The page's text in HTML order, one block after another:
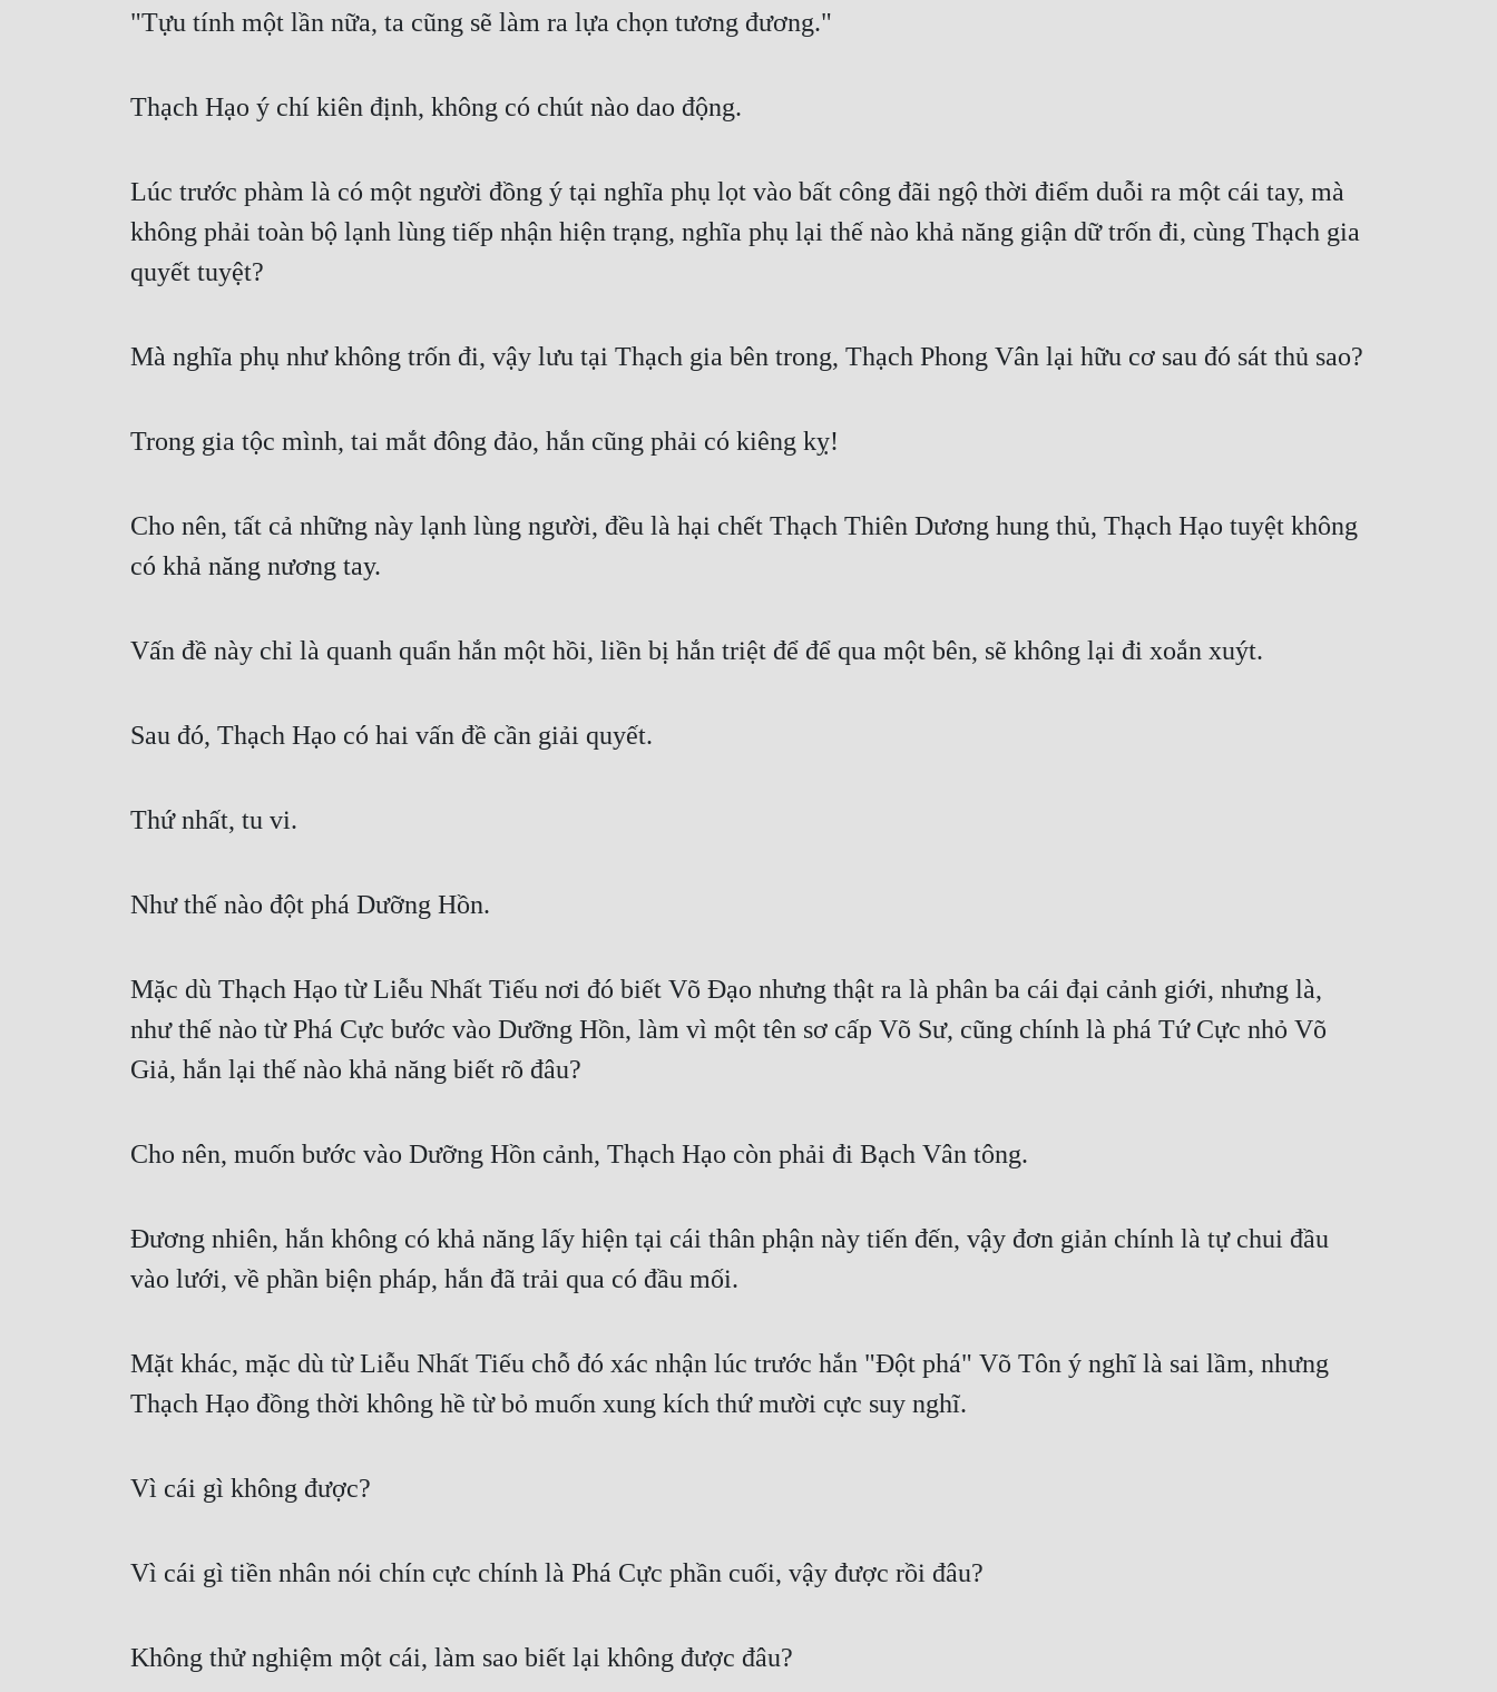
"Tựu tính một lần nữa, ta cũng sẽ làm ra lựa chọn tương đương."
Thạch Hạo ý chí kiên định, không có chút nào dao động.
Lúc trước phàm là có một người đồng ý tại nghĩa phụ lọt vào bất công đãi ngộ thời điểm duỗi ra một cái tay, mà
không phải toàn bộ lạnh lùng tiếp nhận hiện trạng, nghĩa phụ lại thế nào khả năng giận dữ trốn đi, cùng Thạch gia
quyết tuyệt?
Mà nghĩa phụ như không trốn đi, vậy lưu tại Thạch gia bên trong, Thạch Phong Vân lại hữu cơ sau đó sát thủ sao?
Trong gia tộc mình, tai mắt đông đảo, hắn cũng phải có kiêng kỵ!
Cho nên, tất cả những này lạnh lùng người, đều là hại chết Thạch Thiên Dương hung thủ, Thạch Hạo tuyệt không
có khả năng nương tay.
Vấn đề này chỉ là quanh quẩn hắn một hồi, liền bị hắn triệt để để qua một bên, sẽ không lại đi xoắn xuýt.
Sau đó, Thạch Hạo có hai vấn đề cần giải quyết.
Thứ nhất, tu vi.
Như thế nào đột phá Dưỡng Hồn.
Mặc dù Thạch Hạo từ Liễu Nhất Tiếu nơi đó biết Võ Đạo nhưng thật ra là phân ba cái đại cảnh giới, nhưng là,
như thế nào từ Phá Cực bước vào Dưỡng Hồn, làm vì một tên sơ cấp Võ Sư, cũng chính là phá Tứ Cực nhỏ Võ
Giả, hắn lại thế nào khả năng biết rõ đâu?
Cho nên, muốn bước vào Dưỡng Hồn cảnh, Thạch Hạo còn phải đi Bạch Vân tông.
Đương nhiên, hắn không có khả năng lấy hiện tại cái thân phận này tiến đến, vậy đơn giản chính là tự chui đầu
vào lưới, về phần biện pháp, hắn đã trải qua có đầu mối.
Mặt khác, mặc dù từ Liễu Nhất Tiếu chỗ đó xác nhận lúc trước hắn "Đột phá" Võ Tôn ý nghĩ là sai lầm, nhưng
Thạch Hạo đồng thời không hề từ bỏ muốn xung kích thứ mười cực suy nghĩ.
Vì cái gì không được?
Vì cái gì tiền nhân nói chín cực chính là Phá Cực phần cuối, vậy được rồi đâu?
Không thử nghiệm một cái, làm sao biết lại không được đâu?